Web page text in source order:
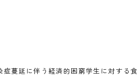
蔓延に伴う経済的困窮学生に対する